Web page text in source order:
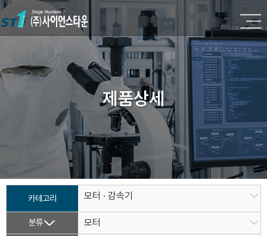
제품상세
카테고리 모터 · 감속기
분류
모터